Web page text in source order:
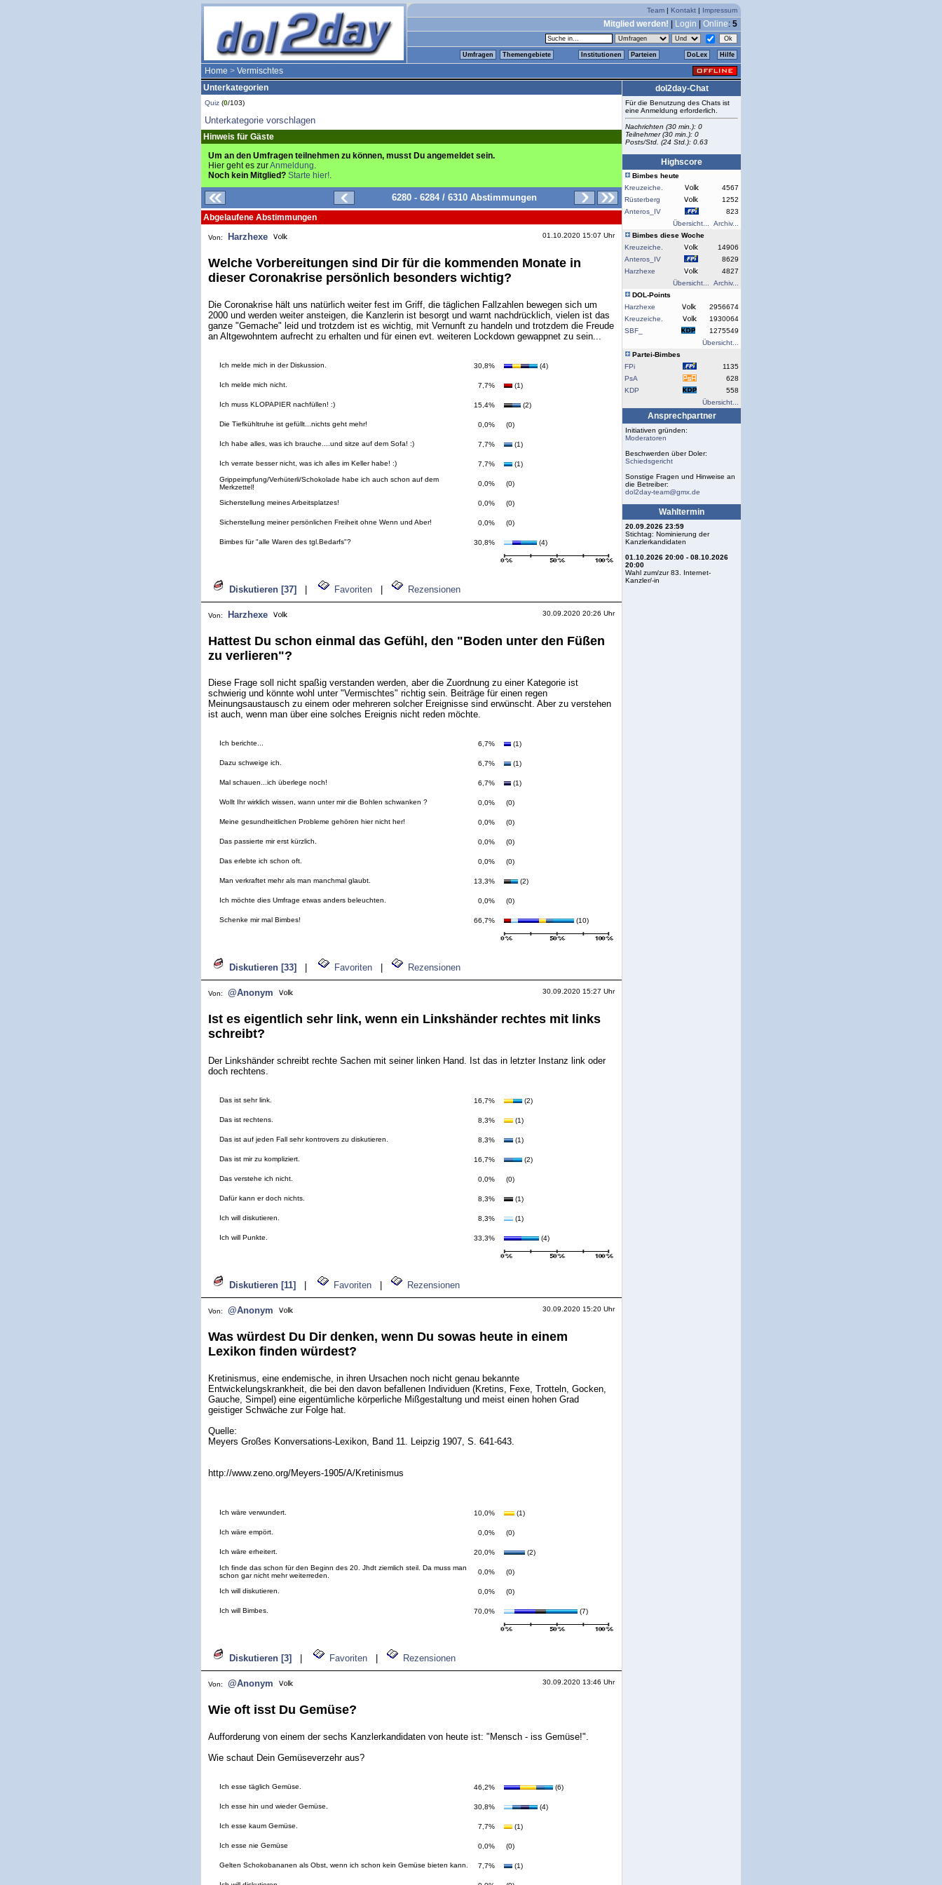
Team | Kontakt | Impressum
Mitglied werden! Login Online: 5
Umfragen Themengebiete Institutionen Parteien DoLex Hilfe
Home > Vermischtes
Unterkategorien
Quiz (0/103)
Unterkategorie vorschlagen
Hinweis für Gäste
Um an den Umfragen teilnehmen zu können, musst Du angemeldet sein.
Hier geht es zurAnmeldung.
Noch kein Mitglied? Starte hier!.
6280 - 6284 / 6310 Abstimmungen
Abgelaufene Abstimmungen
Von: Harzhexe 01.10.2020 15:07 Uhr
Welche Vorbereitungen sind Dir für die kommenden Monate in
dieser Coronakrise persönlich besonders wichtig?
Die Coronakrise hält uns natürlich weiter fest im Griff, die täglichen Fallzahlen bewegen sich um
2000 und werden weiter ansteigen, die Kanzlerin ist besorgt und warnt nachdrücklich, vielen ist das
ganze "Gemache" leid und trotzdem ist es wichtig, mit Vernunft zu handeln und trotzdem die Freude
an Altgewohntem aufrecht zu erhalten und für einen evt. weiteren Lockdown gewappnet zu sein...
Ich melde mich in der Diskussion. 30,8% (4)
Ich melde mich nicht. 7,7% (1)
Ich muss KLOPAPIER nachfüllen! :) 15,4% (2)
Die Tiefkühltruhe ist gefüllt...nichts geht mehr! 0,0% (0)
Ich habe alles, was ich brauche....und sitze auf dem Sofa! :) 7,7% (1)
Ich verrate besser nicht, was ich alles im Keller habe! :) 7,7%
(1)
Grippeimpfung/Verhüterli/Schokolade habe ich auch schon auf dem
Merkzettel!
0,0% (0)
Sicherstellung meines Arbeitsplatzes! 0,0% (0)
Sicherstellung meiner persönlichen Freiheit ohne Wenn und Aber! 0,0% (0)
Bimbes für "alle Waren des tgl.Bedarfs"? 30,8% (4)
Diskutieren [37] Favoriten Rezensionen
Von: Harzhexe 30.09.2020 20:26 Uhr
Hattest Du schon einmal das Gefühl, den "Boden unter den Füßen
zu verlieren"?
Diese Frage soll nicht spaßig verstanden werden, aber die Zuordnung zu einer Kategorie ist
schwierig und könnte wohl unter "Vermischtes" richtig sein. Beiträge für einen regen
Meinungsaustausch zu einem oder mehreren solcher Ereignisse sind erwünscht. Aber zu verstehen
ist auch, wenn man über eine solches Ereignis nicht reden möchte.
Ich berichte... 6,7% (1)
Dazu schweige ich. 6,7% (1)
Mal schauen...ich überlege noch! 6,7% (1)
Wollt Ihr wirklich wissen, wann unter mir die Bohlen schwanken ? 0,0% (0)
Meine gesundheitlichen Probleme gehören hier nicht her! 0,0% (0)
Das passierte mir erst kürzlich. 0,0% (0)
Das erlebte ich schon oft. 0,0% (0)
Man verkraftet mehr als man manchmal glaubt. 13,3% (2)
Ich möchte dies Umfrage etwas anders beleuchten. 0,0% (0)
Schenke mir mal Bimbes! 66,7% (10)
Diskutieren [33] Favoriten Rezensionen
Von: @Anonym 30.09.2020 15:27 Uhr
Ist es eigentlich sehr link, wenn ein Linkshänder rechtes mit links
schreibt?
Der Linkshänder schreibt rechte Sachen mit seiner linken Hand. Ist das in letzter Instanz link oder
doch rechtens.
Das ist sehr link. 16,7% (2)
Das ist rechtens. 8,3% (1)
Das ist auf jeden Fall sehr kontrovers zu diskutieren. 8,3% (1)
Das ist mir zu kompliziert. 16,7% (2)
Das verstehe ich nicht. 0,0% (0)
Dafür kann er doch nichts. 8,3% (1)
Ich will diskutieren. 8,3% (1)
Ich will Punkte. 33,3% (4)
Diskutieren [11] Favoriten Rezensionen
Von: @Anonym 30.09.2020 15:20 Uhr
Was würdest Du Dir denken, wenn Du sowas heute in einem
Lexikon finden würdest?
Kretinismus, eine endemische, in ihren Ursachen noch nicht genau bekannte
Entwickelungskrankheit, die bei den davon befallenen Individuen (Kretins, Fexe, Trotteln, Gocken,
Gauche, Simpel) eine eigentümliche körperliche Mißgestaltung und meist einen hohen Grad
geistiger Schwäche zur Folge hat.
Quelle:
Meyers Großes Konversations-Lexikon, Band 11. Leipzig 1907, S. 641-643.
http://www.zeno.org/Meyers-1905/A/Kretinismus
Ich wäre verwundert. 10,0% (1)
Ich wäre empört. 0,0% (0)
Ich wäre erheitert. 20,0%
(2)
Ich finde das schon für den Beginn des 20. Jhdt ziemlich steil. Da muss man
schon gar nicht mehr weiterreden.
0,0% (0)
Ich will diskutieren. 0,0% (0)
Ich will Bimbes. 70,0% (7)
Diskutieren [3] Favoriten Rezensionen
Von: @Anonym 30.09.2020 13:46 Uhr
Wie oft isst Du Gemüse?
Aufforderung von einem der sechs Kanzlerkandidaten von heute ist: "Mensch - iss Gemüse!".
Wie schaut Dein Gemüseverzehr aus?
Ich esse täglich Gemüse. 46,2% (6)
Ich esse hin und wieder Gemüse. 30,8% (4)
Ich esse kaum Gemüse. 7,7% (1)
Ich esse nie Gemüse 0,0% (0)
Gelten Schokobananen als Obst, wenn ich schon kein Gemüse bieten kann. 7,7% (1)
dol2day-Chat
Für die Benutzung des Chats ist
eine Anmeldung erforderlich.
Nachrichten (30 min.): 0
Teilnehmer (30 min.): 0
Posts/Std. (24 Std.): 0.63
Highscore
Bimbes heute
Kreuzeiche.
4567
Rüsterberg
1252
Anteros_IV
823
Übersicht...
Archiv...
Bimbes diese Woche
Kreuzeiche.
14906
Anteros_IV
8629
Harzhexe
4827
Übersicht...
Archiv...
DOL-Points
Harzhexe
2956674
Kreuzeiche.
1930064
SBF_
1275549
Übersicht...
Partei-Bimbes
FPi
1135
PsA
628
KDP
558
Übersicht...
Ansprechpartner
Initiativen gründen:
Moderatoren
Beschwerden über Doler:
Schiedsgericht
Sonstige Fragen und Hinweise an
die Betreiber:
dol2day-team@gmx.de
Wahltermin
20.09.2026 23:59
Stichtag: Nominierung der
Kanzlerkandidaten
01.10.2026 20:00 - 08.10.2026
20:00
Wahl zum/zur 83. Internet-
Kanzler/-in